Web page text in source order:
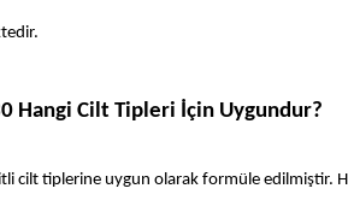
Hangi Cilt Tipleri İçin Uygundur?
cilt tiplerine uygun olarak formüle edilmiştir.